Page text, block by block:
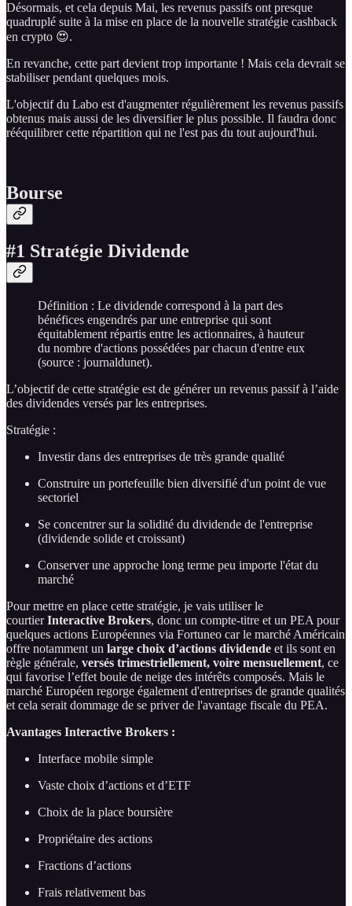
Désormais, et cela depuis Mai, les revenus passifs ont presque
quadruplé suite à la mise en place de la nouvelle stratégie cashback
en crypto 😍.
En revanche, cette part devient trop importante ! Mais cela devrait se
stabiliser pendant quelques mois.
L'objectif du Labo est d'augmenter régulièrement les revenus passifs
obtenus mais aussi de les diversifier le plus possible. Il faudra donc
rééquilibrer cette répartition qui ne l'est pas du tout aujourd'hui.
Bourse
#1 Stratégie Dividende
Définition : Le dividende correspond à la part des
bénéfices engendrés par une entreprise qui sont
équitablement répartis entre les actionnaires, à hauteur
du nombre d'actions possédées par chacun d'entre eux
(source : journaldunet).
L’objectif de cette stratégie est de générer un revenus passif à l’aide
des dividendes versés par les entreprises.
Stratégie :
Investir dans des entreprises de très grande qualité
Construire un portefeuille bien diversifié d'un point de vue
sectoriel
Se concentrer sur la solidité du dividende de l'entreprise
(dividende solide et croissant)
Conserver une approche long terme peu importe l'état du
marché
Pour mettre en place cette stratégie, je vais utiliser le
courtierInteractive Brokers, donc un compte-titre et un PEA pour
quelques actions Européennes via Fortuneo car le marché Américain
offre notamment un large choix d’actions dividende et ils sont en
règle générale, versés trimestriellement, voire mensuellement, ce
qui favorise l’effet boule de neige des intérêts composés. Mais le
marché Européen regorge également d'entreprises de grande qualités
et cela serait dommage de se priver de l'avantage fiscale du PEA.
Avantages Interactive Brokers :
Interface mobile simple
Vaste choix d’actions et d’ETF
Choix de la place boursière
Propriétaire des actions
Fractions d’actions
Frais relativement bas